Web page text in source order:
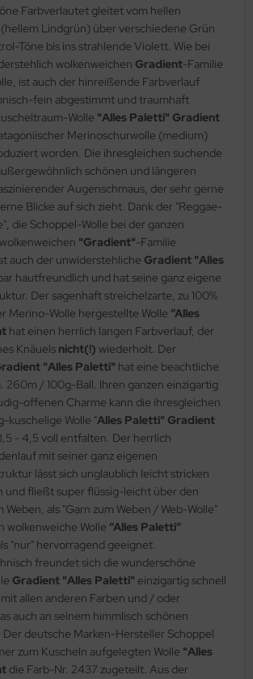
Farbverlautet gleitet vom hellen
Lindgrün) über verschiedene Grün
Töne bis ins strahlende Violett. Wie bei
wolkenweichen Gradient-Familie
ist auch der hinreißende Farbverlauf
fein abgestimmt und traumhaft
Wolle "Alles Paletti" Gradient
Merinoschurwolle (medium)
worden. Die ihresgleichen suchende
schönen und längeren
Augenschmaus, der sehr gerne
Blicke auf sich zieht. Dank der "Reggae-
die Schoppel-Wolle bei der ganzen
"Gradient"-Familie
auch der unwiderstehliche Gradient "Alles
hautfreundlich und hat seine ganz eigene
Der sagenhaft streichelzarte, zu 100%
Merino-Wolle hergestellte Wolle “Alles
hat einen herrlich langen Farbverlauf, der
Knäuels nicht(!) wiederholt. Der
"Alles Paletti" hat eine beachtliche
260m / 100g-Ball. Ihren ganzen einzigartig
offenen Charme kann die ihresgleichen
kuschelige Wolle "Alles Paletti" Gradient
- 4,5 voll entfalten. Der herrlich
mit seiner ganz eigenen
lässt sich unglaublich leicht stricken
und fließt super flüssig-leicht über den
Weben, als "Garn zum Weben / Web-Wolle"
wolkenweiche Wolle “Alles Paletti“
"nur" hervorragend geeignet.
freundet sich die wunderschöne
Gradient "Alles Paletti" einzigartig schnell
allen anderen Farben und / oder
auch an seinem himmlisch schönen
deutsche Marken-Hersteller Schoppel
zum Kuscheln aufgelegten Wolle "Alles
die Farb-Nr. 2437 zugeteilt. Aus der